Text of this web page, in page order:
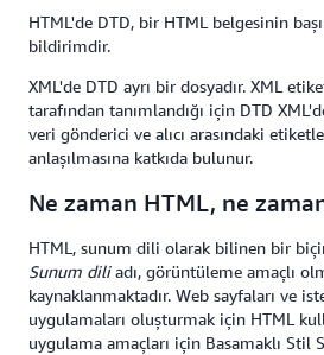
HTML'de DTD, bir HTML belgesinin
bildirimdir.
XML'de DTD ayrı bir dosyadır. XML
tarafından tanımlandığı için DTD
veri gönderici ve alıcı arasındaki
anlaşılmasına katkıda bulunur.
Ne zaman HTML, ne
HTML, sunum dili olarak bilinen bir
Sunum diliadı, görüntüleme amaçlı
kaynaklanmaktadır. Web sayfaları ve
uygulamaları oluşturmak için HTML
uygulama amaçları için Basamaklı Stil